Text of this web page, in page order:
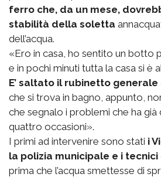
ferro che, da un mese,
stabilità della soletta
dell’acqua.
«Ero in casa, ho sentito un botto
e in pochi minuti tutta la casa si è
E’ saltato il rubinetto
che si trova in bagno, appunto,
che segnalo i problemi che ha
quattro occasioni».
I primi ad intervenire sono stati i
la polizia municipale e i tecnici
prima che l’acqua smettesse di